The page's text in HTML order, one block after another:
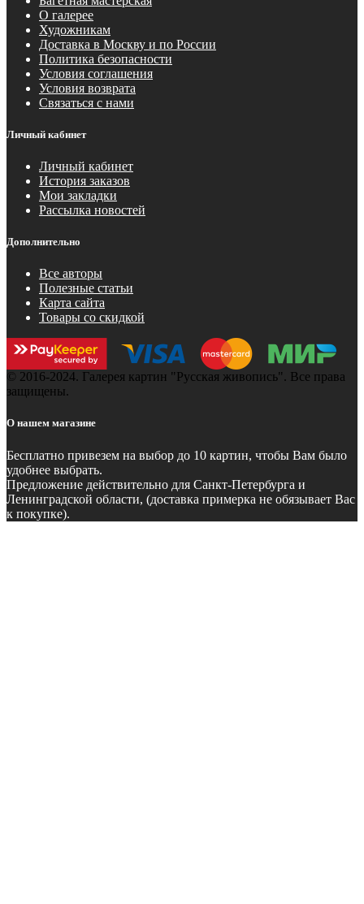
О галерее
Художникам
Доставка в Москву и по России
Политика безопасности
Условия соглашения
Условия возврата
Связаться с нами
Личный кабинет
Личный кабинет
История заказов
Мои закладки
Рассылка новостей
Дополнительно
Все авторы
Полезные статьи
Карта сайта
Товары со скидкой
© 2016-2024. Галерея картин "Русская живопись". Все права
защищены.
О нашем магазине
Бесплатно привезем на выбор до 10 картин, чтобы Вам было
удобнее выбрать.
Предложение действительно для Санкт-Петербурга и
Ленинградской области, (доставка примерка не обязывает Вас
к покупке).